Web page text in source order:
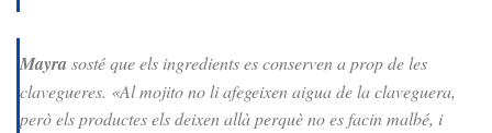
Mayra sosté que els ingredients es conserven a prop de les
clavegueres. «Al mojito no li afegeixen aigua de la claveguera,
però els productes els deixen allà perquè no es facin malbé, i